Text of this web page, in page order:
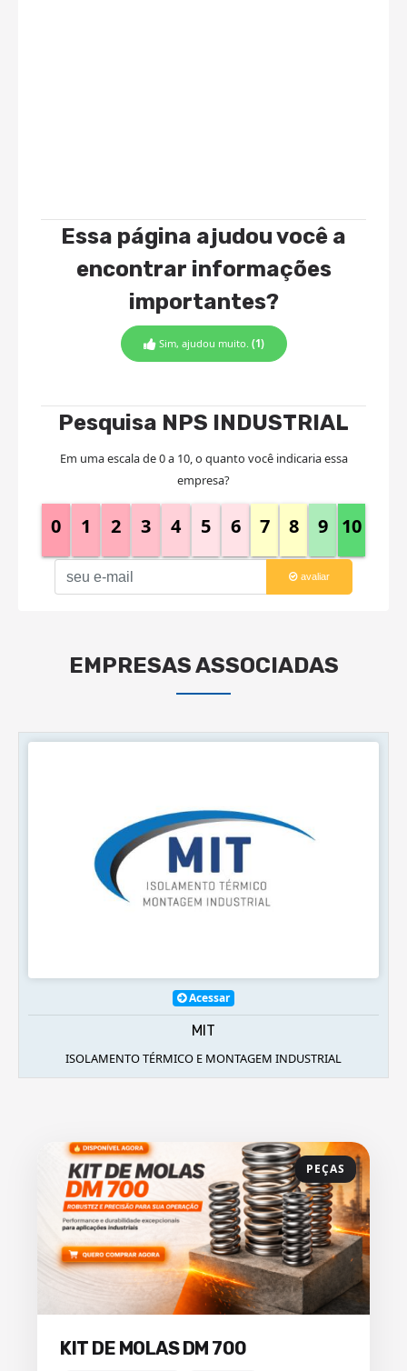
Essa página ajudou você a
encontrar informações
importantes?
Sim, ajudou muito. (1)
Pesquisa NPS INDUSTRIAL
Em uma escala de 0 a 10, o quanto você indicaria essa
empresa?
0 1 2 3 4 5 6 7 8 9 10
avaliar
EMPRESAS ASSOCIADAS
Acessar
MAQSUL
ISOLAMENTOS TÉRMICOS
PEÇAS
KIT DE MOLAS DM 700